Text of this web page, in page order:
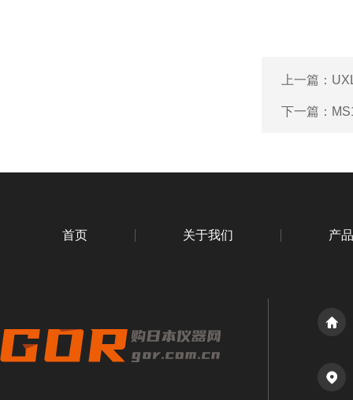
上一篇：
下一篇：
首页 关于我们 产